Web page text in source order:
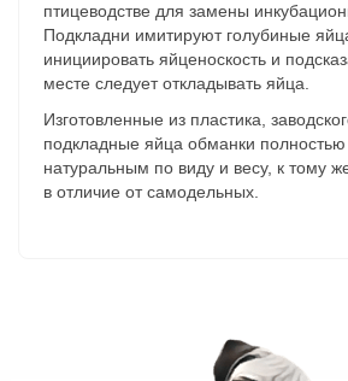
птицеводстве для замены
Подкладни имитируют голубиные
инициировать яйценоскость и
месте следует откладывать яйца.
Изготовленные из пластика,
подкладные яйца обманки полностью
натуральным по виду и весу, к тому
в отличие от самодельных.